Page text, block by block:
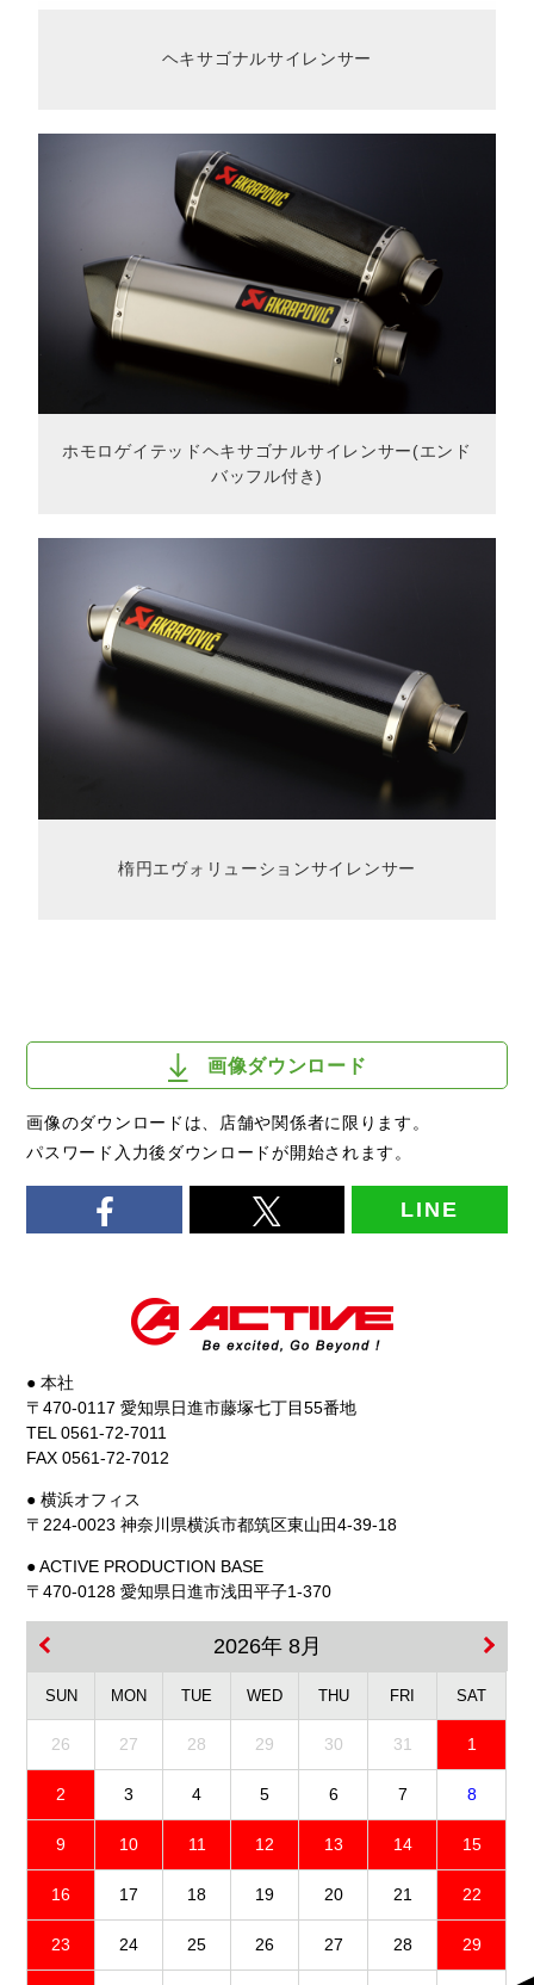
ヘキサゴナルサイレンサー
ホモロゲイテッドヘキサゴナルサイレンサー(エンド
バッフル付き)
楕円エヴォリューションサイレンサー
画像ダウンロード
画像のダウンロードは、店舗や関係者に限ります。
パスワード入力後ダウンロードが開始されます。
LINE
● 本社
〒470-0117 愛知県日進市藤塚七丁目55番地
TEL 0561-72-7011
FAX 0561-72-7012
● 横浜オフィス
〒224-0023 神奈川県横浜市都筑区東山田4-39-18
● ACTIVE PRODUCTION BASE
〒470-0128 愛知県日進市浅田平子1-370
2026年 8月
SUN MON TUE WED THU FRI SAT
26 27 28 29 30 31 1
2 3 4 5 6 7 8
9 10 11 12 13 14 15
16 17 18 19 20 21 22
23 24 25 26 27 28 29